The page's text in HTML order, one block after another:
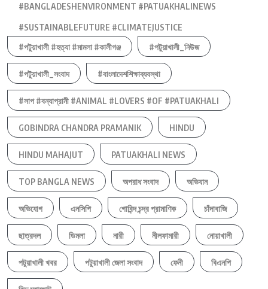
#BANGLADESHENVIRONMENT #PATUAKHALINEWS
#SUSTAINABLEFUTURE #CLIMATEJUSTICE
#পটুয়াখালী #হত্যা #মামলা #কালীগঞ্জ
#পটুয়াখালী_নিউজ
#পটুয়াখালী_সংবাদ #বাংলাদেশশিক্ষাব্যবস্থা
#সাপ #বন্যাপ্রানী #ANIMAL #LOVERS #OF #PATUAKHALI
GOBINDRA CHANDRA PRAMANIK HINDU
HINDU MAHAJUT PATUAKHALI NEWS
TOP BANGLA NEWS অপরাধ সংবাদ অভিযান
অভিযোগ এনসিপি গোবিন্দ চন্দ্র প্রামাণিক চাঁদাবাজি
ছাত্রদল ডিমলা নারী নীলফামারী নোয়াখালী
পটুয়াখালী খবর পটুয়াখালী জেলা সংবাদ ফেনী বিএনপি